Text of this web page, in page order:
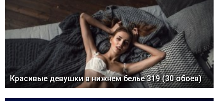
Красивые девушки в нижнем белье 319 (30 обоев)